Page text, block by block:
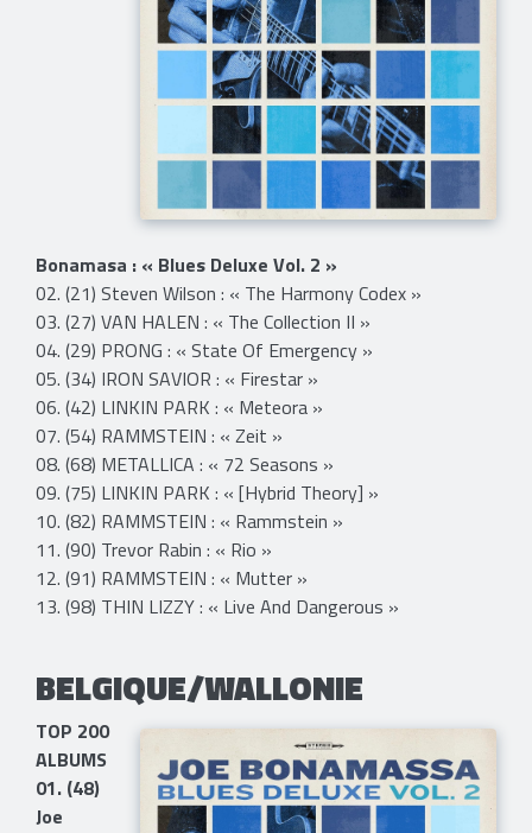
Bonamasa : « Blues Deluxe Vol. 2 »
02. (21) Steven Wilson : « The Harmony Codex »
03. (27) VAN HALEN : « The Collection II »
04. (29) PRONG : « State Of Emergency »
05. (34) IRON SAVIOR : « Firestar »
06. (42) LINKIN PARK : « Meteora »
07. (54) RAMMSTEIN : « Zeit »
08. (68) METALLICA : « 72 Seasons »
09. (75) LINKIN PARK : « [Hybrid Theory] »
10. (82) RAMMSTEIN : « Rammstein »
11. (90) Trevor Rabin : « Rio »
12. (91) RAMMSTEIN : « Mutter »
13. (98) THIN LIZZY : « Live And Dangerous »
BELGIQUE/WALLONIE
TOP 200
ALBUMS
01. (48)
Joe